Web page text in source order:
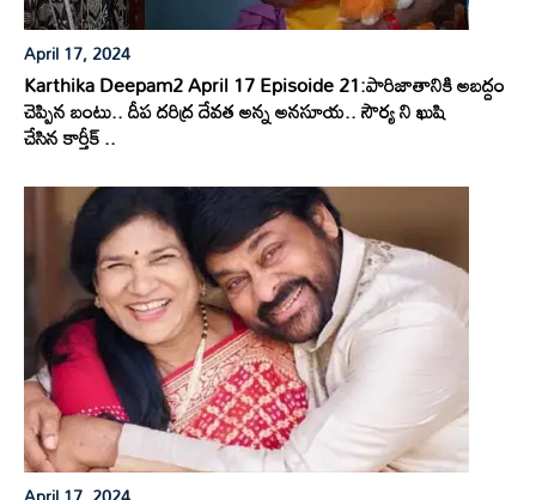
April 17, 2024
Karthika Deepam2 April 17 Episoide 21:పారిజాతానికి అబద్దం
చెప్పిన బంటు.. దీప దరిద్ర దేవత అన్న అనసూయ.. సౌర్య ని ఖుషి
చేసిన కార్తీక్ ..